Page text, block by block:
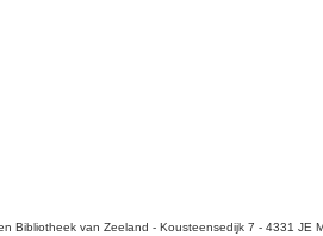
Bibliotheek van Zeeland - Kousteensedijk 7 - 4331 JE